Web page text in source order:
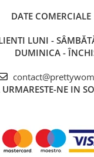
DATE COMERCIALE
LUNI -
DUMINICA -
URMARESTE-NE IN